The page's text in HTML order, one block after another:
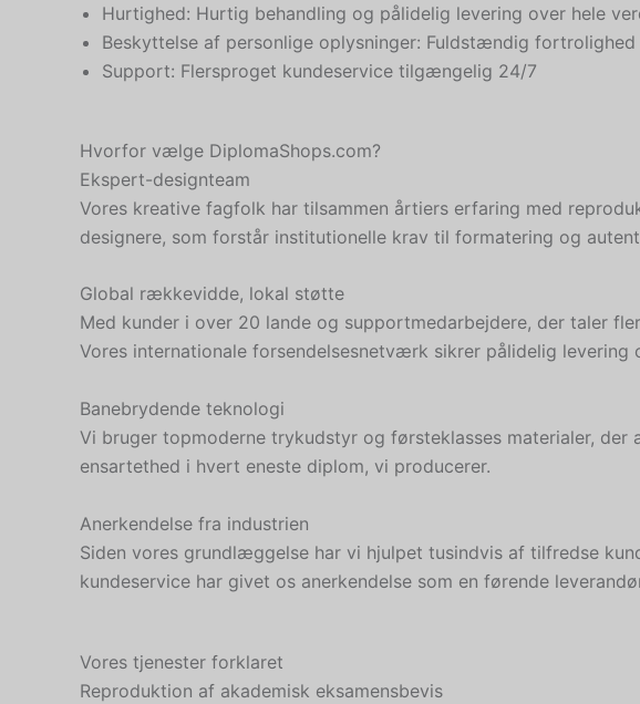
Hurtighed: Hurtig behandling og pålidelig levering over hele
Beskyttelse af personlige oplysninger: Fuldstændig
Support: Flersproget kundeservice tilgængelig 24/7
Hvorfor vælge DiplomaShops.com?
Ekspert-designteam
Vores kreative fagfolk har tilsammen årtiers erfaring med
designere, som forstår institutionelle krav til formatering og
Global rækkevidde, lokal støtte
Med kunder i over 20 lande og supportmedarbejdere, der taler
Vores internationale forsendelsesnetværk sikrer pålidelig levering
Banebrydende teknologi
Vi bruger topmoderne trykudstyr og førsteklasses materialer,
ensartethed i hvert eneste diplom, vi producerer.
Anerkendelse fra industrien
Siden vores grundlæggelse har vi hjulpet tusindvis af tilfredse
kundeservice har givet os anerkendelse som en førende
Vores tjenester forklaret
Reproduktion af akademisk eksamensbevis